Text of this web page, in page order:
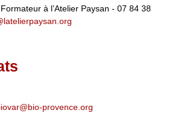
à l’Atelier Paysan - 07 84 38
provence.org